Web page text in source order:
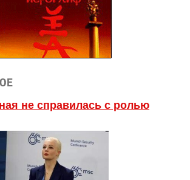
не справилась с ролью